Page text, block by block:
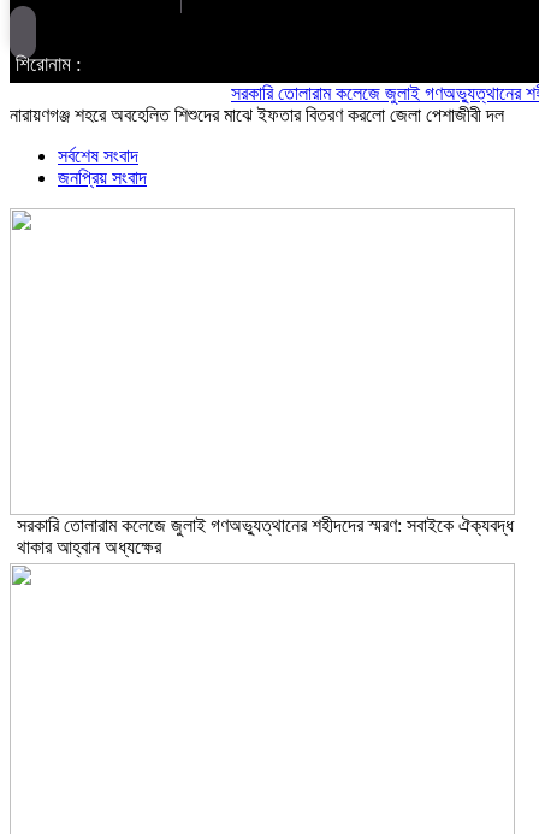
শিরোনাম :
সরকারি তোলারাম কলেজে জুলাই গণঅভ্যুত্থানের
নারায়ণগঞ্জ শহরে অবহেলিত শিশুদের মাঝে ইফতার বিতরণ করলো জেলা পেশাজীবী দল
সর্বশেষ সংবাদ
জনপ্রিয় সংবাদ
সরকারি তোলারাম কলেজে জুলাই গণঅভ্যুত্থানের শহীদদের স্মরণ: সবাইকে ঐক্যবদ্ধ
থাকার আহ্বান অধ্যক্ষের